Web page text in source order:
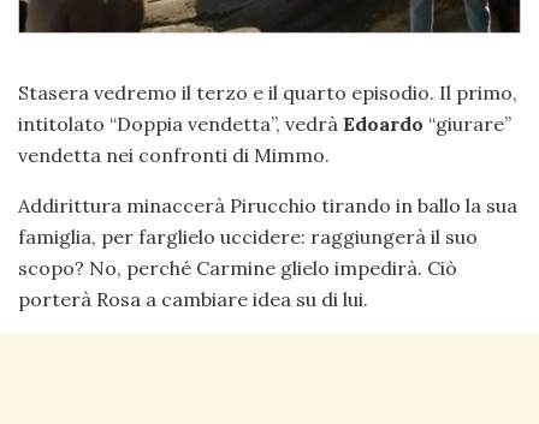
Stasera vedremo il terzo e il quarto episodio. Il primo,
intitolato “Doppia vendetta”, vedrà Edoardo “giurare”
vendetta nei confronti di Mimmo.
Addirittura minaccerà Pirucchio tirando in ballo la sua
famiglia, per farglielo uccidere: raggiungerà il suo
scopo? No, perché Carmine glielo impedirà. Ciò
porterà Rosa a cambiare idea su di lui.